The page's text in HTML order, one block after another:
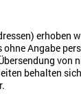
erhoben
Angabe
von
behalten